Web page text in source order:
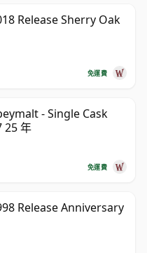
Release Sherry Oak
免運費
- Single Cask
25 年
免運費
Release Anniversary